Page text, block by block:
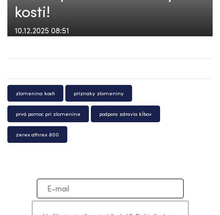
kosti!
10.12.2025 08:51
zlomenina kosti príznaky zlomeniny
prvá pomoc pri zlomenine podpora zdravia kĺbov
zerex athrex 800